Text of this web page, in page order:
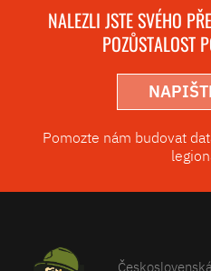
NALEZLI JSTE SVÉHO
POZŮSTALOST
Pomozte nám budovat